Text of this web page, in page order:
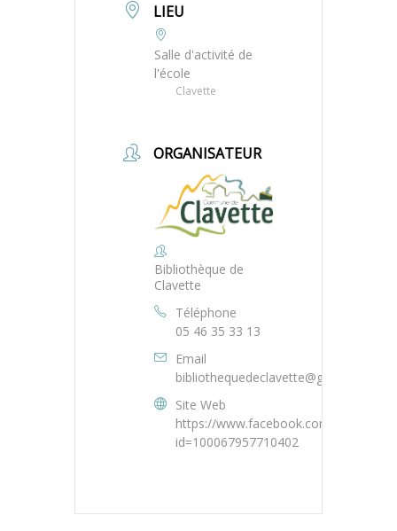
LIEU
Salle d'activité de
l'école
Clavette
ORGANISATEUR
Bibliothèque de
Clavette
Téléphone
05 46 35 33 13
Email
bibliothequedeclavette@gmail.com
Site Web
https://www.facebook.com/
id=100067957710402